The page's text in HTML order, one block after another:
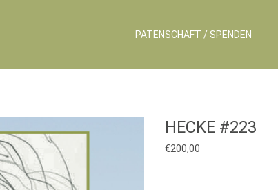
PATENSCHAFT / SPENDEN
HECKE #223
€200,00